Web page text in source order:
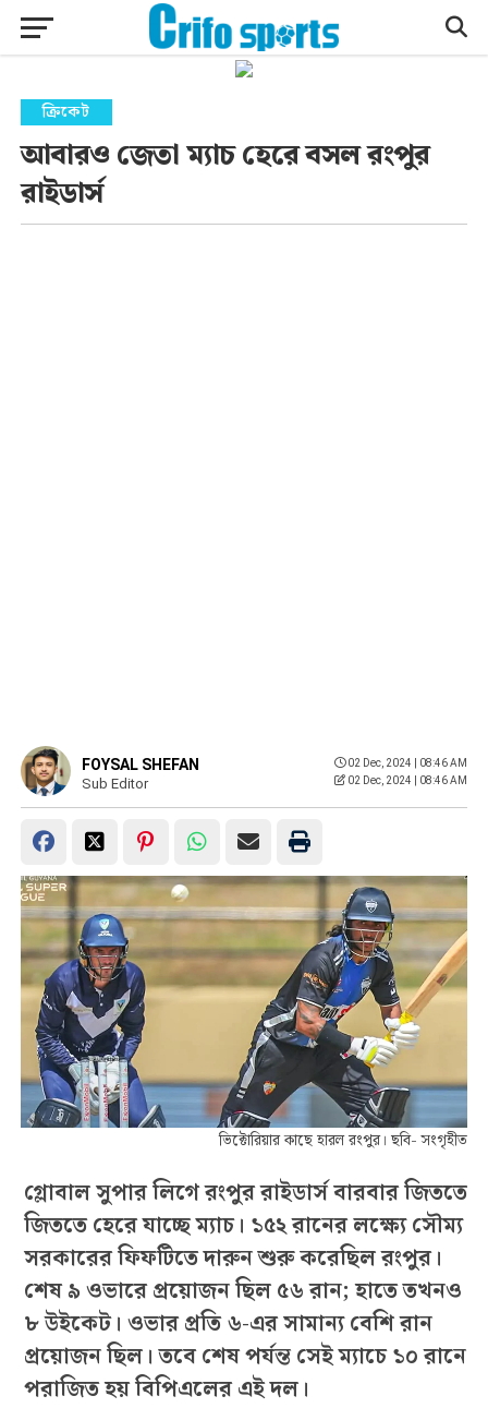
ক্রিকেট
আবারও জেতা ম্যাচ হেরে বসল রংপুর
রাইডার্স
FOYSAL SHEFAN
Sub Editor
02 Dec, 2024 | 08:46 AM
02 Dec, 2024 | 08:46 AM
ভিক্টোরিয়ার কাছে হারল রংপুর। ছবি- সংগৃহীত
গ্লোবাল সুপার লিগে রংপুর রাইডার্স বারবার জিততে
জিততে হেরে যাচ্ছে ম্যাচ। ১৫২ রানের লক্ষ্যে সৌম্য
সরকারের ফিফটিতে দারুন শুরু করেছিল রংপুর।
শেষ ৯ ওভারে প্রয়োজন ছিল ৫৬ রান; হাতে তখনও
৮ উইকেট। ওভার প্রতি ৬-এর সামান্য বেশি রান
প্রয়োজন ছিল। তবে শেষ পর্যন্ত সেই ম্যাচে ১০ রানে
পরাজিত হয় বিপিএলের এই দল।